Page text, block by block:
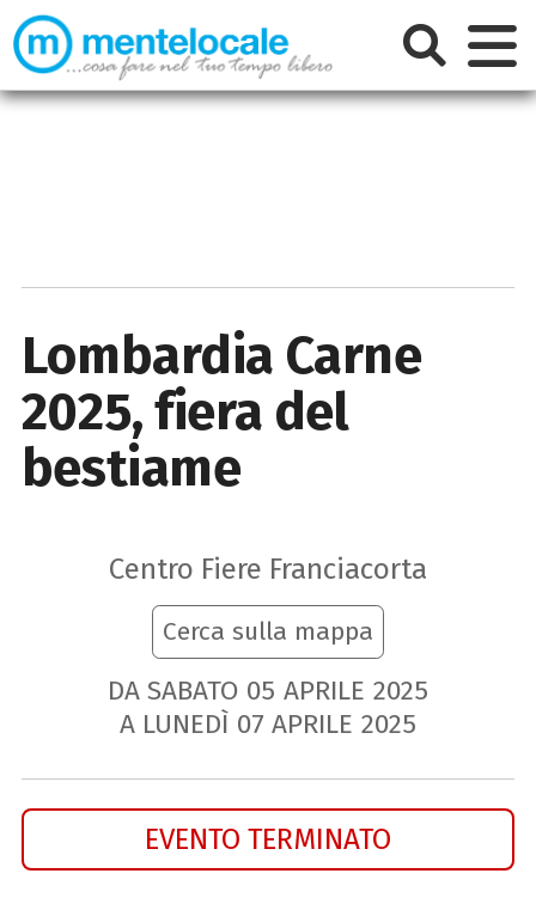
Lombardia Carne
2025, fiera del
bestiame
Centro Fiere Franciacorta
Cerca sulla mappa
DA SABATO 05 APRILE 2025
A LUNEDÌ 07 APRILE 2025
EVENTO TERMINATO